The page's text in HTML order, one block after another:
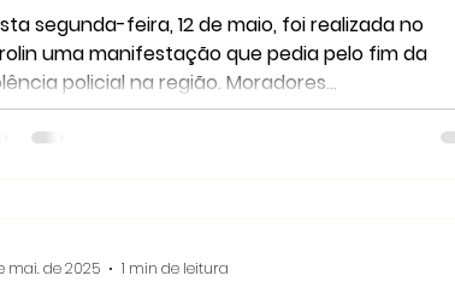
segunda-feira, 12 de maio, foi realizada no
uma manifestação que pedia pelo fim da
policial na região. Moradores...
mai. de 2025 1 min de leitura